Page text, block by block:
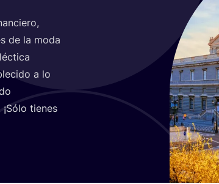
de la moda
a lo
tie­nes